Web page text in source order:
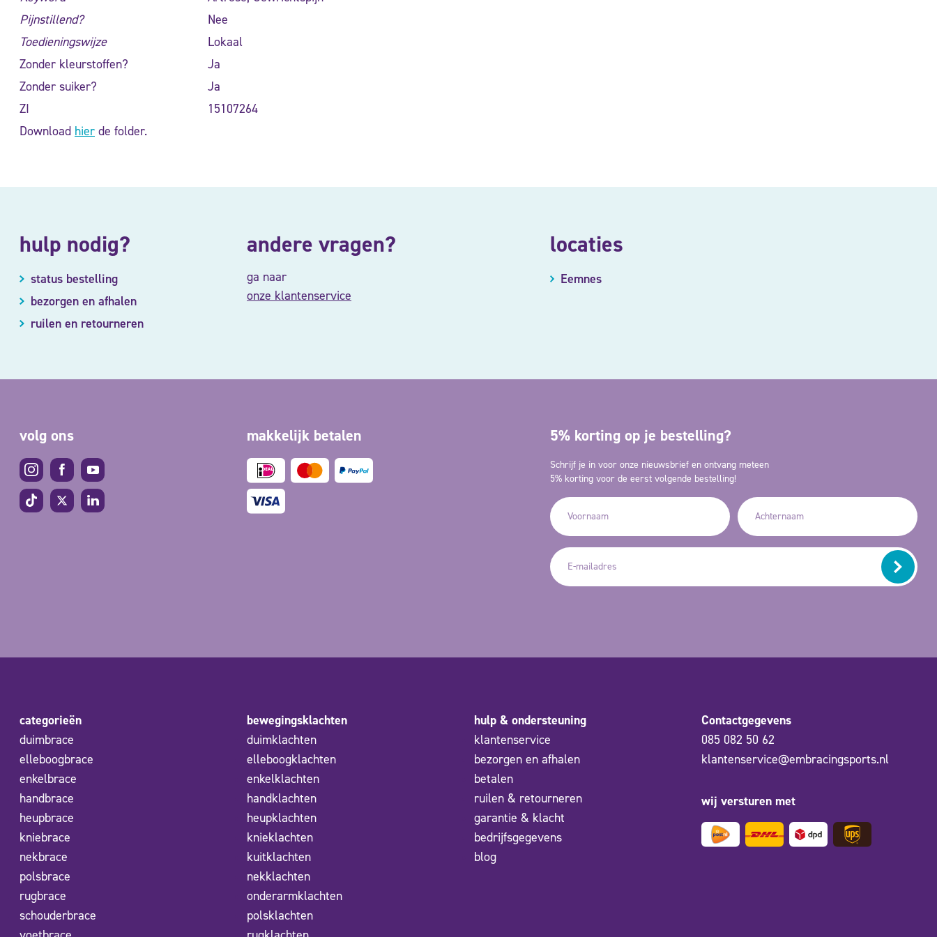
Pijnstillend?
Nee
Toedieningswijze
Lokaal
Zonder kleurstoffen?
Ja
Zonder suiker?
Ja
ZI
15107264
Download hier de folder.
hulp nodig?
status bestelling
bezorgen en afhalen
ruilen en retourneren
andere vragen?
ga naar
onze klantenservice
locaties
Eemnes
volg ons makkelijk betalen 5% korting op je bestelling?
Schrijf je in voor onze nieuwsbrief en ontvang meteen
5% korting voor de eerst volgende bestelling!
categorieën
duimbrace
elleboogbrace
enkelbrace
handbrace
heupbrace
kniebrace
nekbrace
polsbrace
rugbrace
schouderbrace
bewegingsklachten
duimklachten
elleboogklachten
enkelklachten
handklachten
heupklachten
knieklachten
kuitklachten
nekklachten
onderarmklachten
polsklachten
hulp & ondersteuning
klantenservice
bezorgen en afhalen
betalen
ruilen & retourneren
garantie & klacht
bedrijfsgegevens
blog
Contactgegevens
085 082 50 62
klantenservice@embracingsports.nl
wij versturen met